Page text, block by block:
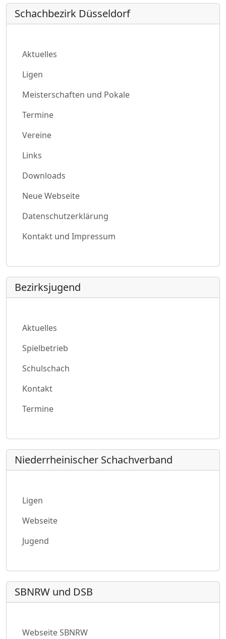
Schachbezirk Düsseldorf
Aktuelles
Ligen
Meisterschaften und Pokale
Termine
Vereine
Links
Downloads
Neue Webseite
Datenschutzerklärung
Kontakt und Impressum
Bezirksjugend
Aktuelles
Spielbetrieb
Schulschach
Kontakt
Termine
Niederrheinischer Schachverband
Ligen
Webseite
Jugend
SBNRW und DSB
Webseite SBNRW